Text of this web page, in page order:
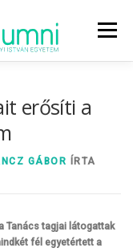
Menü
erősíti a
GÁBOR ÍRTA
Tanács tagjai látogattak
fél egyetértett a